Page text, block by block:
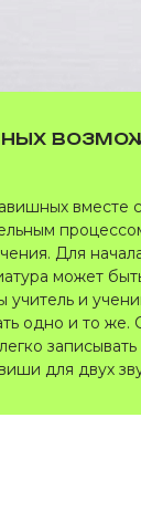
вместе
Для
может
и
одно и то же.
записывать
для двух